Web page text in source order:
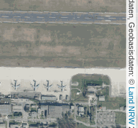
, Kartendaten, Geobasisdaten: ©
Land NRW